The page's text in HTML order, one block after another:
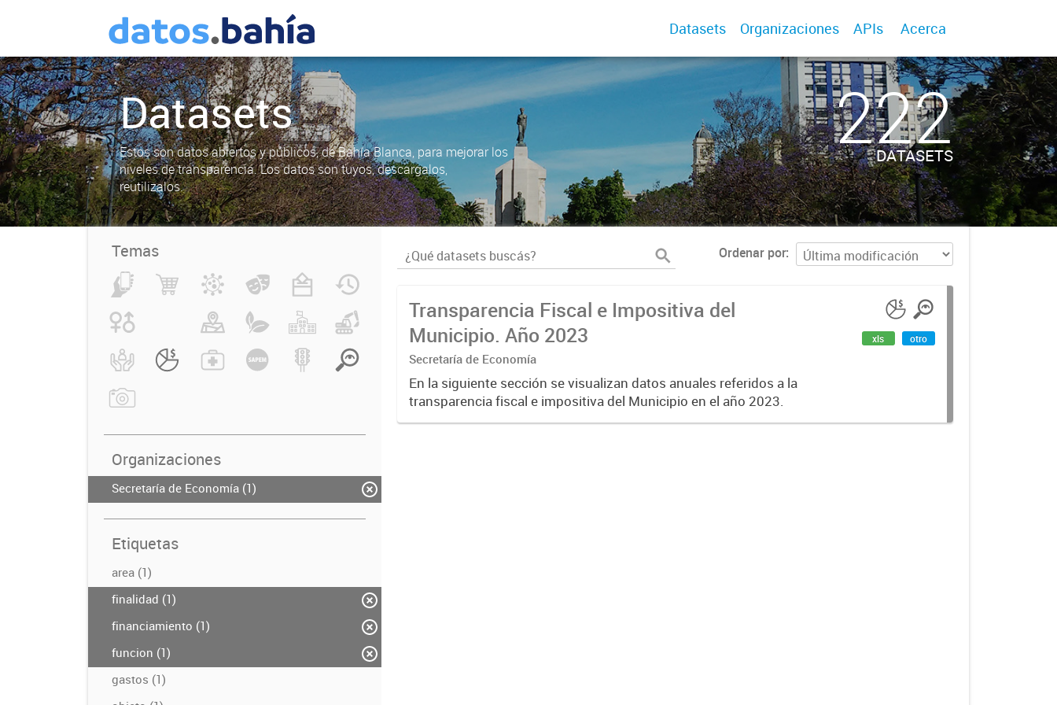
Datasets Organizaciones APIs Acerca
Datasets
Estos son datos abiertos y públicos, de Bahía Blanca, para mejorar los
niveles de transparencia. Los datos son tuyos, descargalos,
reutilizalos.
222
DATASETS
Temas
Organizaciones
Secretaría de Economía (1)
Etiquetas
area (1)
finalidad (1)
financiamiento (1)
funcion (1)
gastos (1)
Ordenar por
Transparencia Fiscal e Impositiva del
Municipio. Año 2023
Secretaría de Economía
En la siguiente sección se visualizan datos anuales referidos a la
transparencia fiscal e impositiva del Municipio en el año 2023.
xls otro